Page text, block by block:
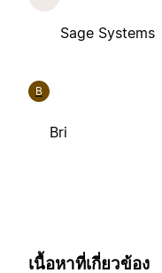
Sage Systems
B
Bri
เนื้อหาที่เกี่ยวข้อง